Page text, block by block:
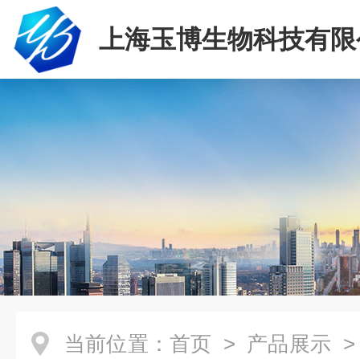
上海玉博生物科技有
当前位置： 首页 > 产品展示